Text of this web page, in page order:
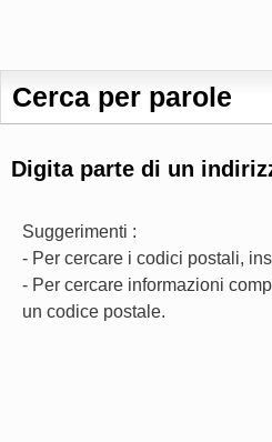
Cerca per parole
Digita parte di un
Suggerimenti :
- Per cercare i codici postali,
- Per cercare informazioni
un codice postale.